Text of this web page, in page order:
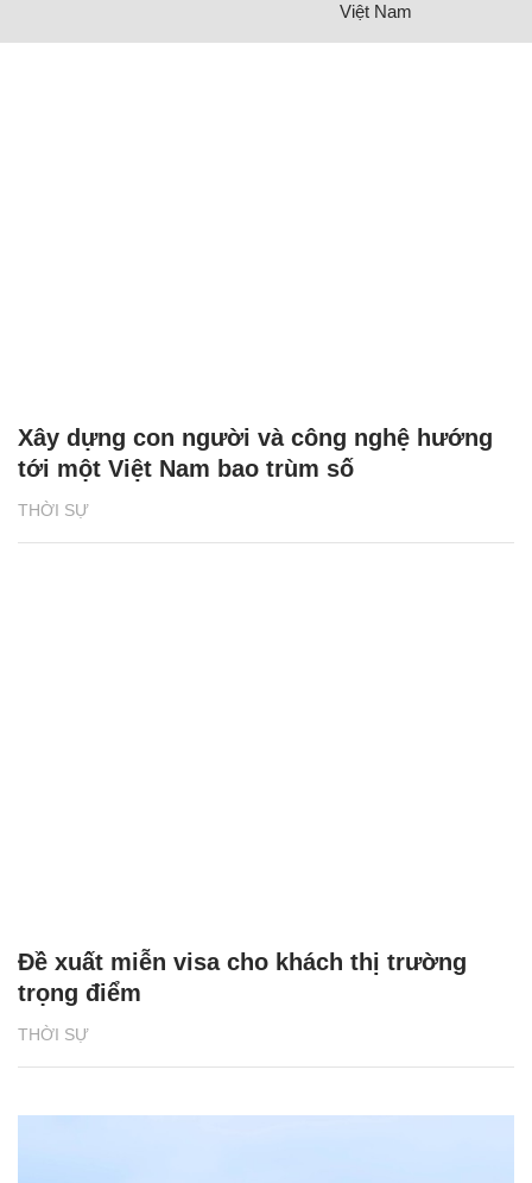
Việt Nam
THỜI SỰ
Xây dựng con người và công nghệ hướng
tới một Việt Nam bao trùm số
THỜI SỰ
Đề xuất miễn visa cho khách thị trường
trọng điểm